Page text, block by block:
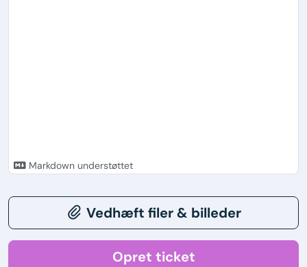
Markdown understøttet
Vedhæft filer & billeder
Opret ticket